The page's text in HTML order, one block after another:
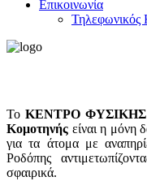
Επικοινωνία
Τηλεφωνικός
ΤοΚΕΝΤΡΟ ΦΥΣΙΚΗΣ
Κομοτηνής είναι η μόνη
για τα άτομα με
Ροδόπης
σφαιρικά.